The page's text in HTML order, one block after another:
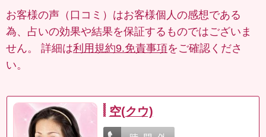
お客様の声（口コミ）はお客様個人の感想である
為、占いの効果や結果を保証するものではございま
せん。 詳細は利用規約9.免責事項をご確認くださ
い。
空(クウ)